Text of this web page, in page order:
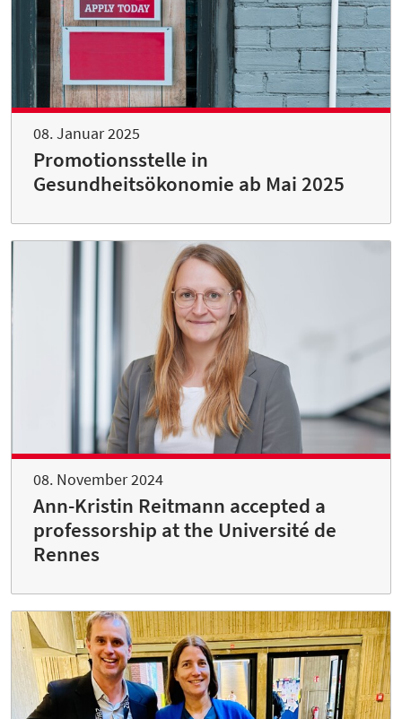
08. Januar 2025
Promotionsstelle in
Gesundheitsökonomie ab Mai 2025
08. November 2024
Ann-Kristin Reitmann accepted a
professorship at the Université de
Rennes